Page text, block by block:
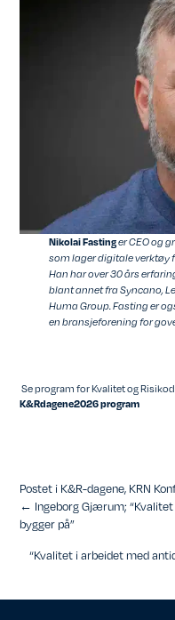
Nikolai Fastinger CEO og
som lager digitale verktøy
Han har over 30 års
blant annet fra Syncano,
Huma Group. Fasting er
en bransjeforening for
Se program for Kvalitet og
K&Rdagene2026 program
Postet i K&R-dagene, KRN
Posts
navigation
← Ingeborg Gjærum;
bygger på”
“Kvalitet i arbeidet med